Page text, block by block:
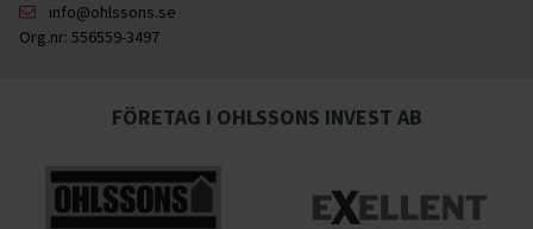
info@ohlssons.se
Org.nr: 556559-3497
FÖRETAG I OHLSSONS INVEST AB